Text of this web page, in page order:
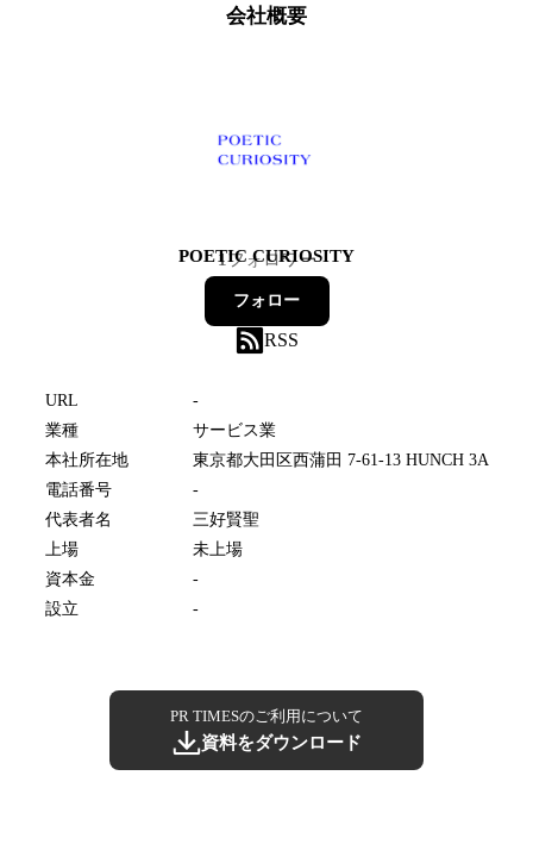
会社概要
POETIC CURIOSITY
1フォロワー
フォロー
RSS
URL
-
業種
サービス業
本社所在地
東京都大田区西蒲田 7-61-13 HUNCH 3A
電話番号
-
代表者名
三好賢聖
上場
未上場
資本金
-
設立
-
PR TIMESのご利用について
資料をダウンロード